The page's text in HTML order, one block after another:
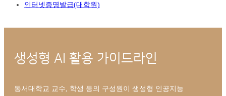
인터넷증명발급(대학원)
생성형 AI 활용 가이드라인
동서대학교 교수, 학생 등의 구성원이 생성형 인공지능